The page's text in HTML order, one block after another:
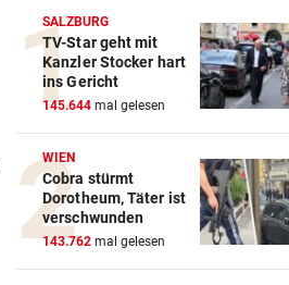
SALZBURG
TV-Star geht mit
Kanzler Stocker hart
ins Gericht
145.644 mal gelesen
WIEN
Cobra stürmt
Dorotheum, Täter ist
verschwunden
143.762 mal gelesen